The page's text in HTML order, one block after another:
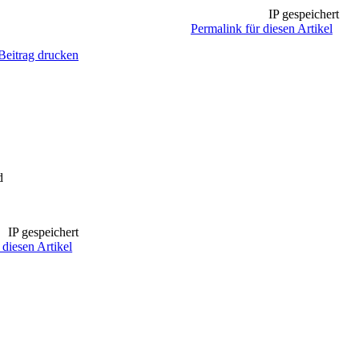
IP gespeichert
Permalink für diesen Artikel
drucken
IP gespeichert
Artikel